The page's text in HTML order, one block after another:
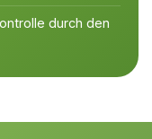
durch den